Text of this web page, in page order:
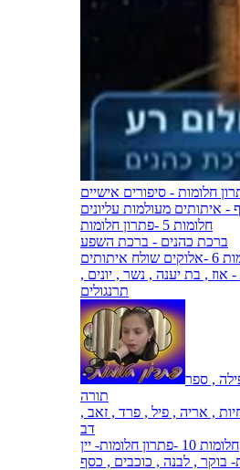
חלומות 5 -פתרון חלומות
ברכת כהנים - ברכת השפע
איתותים
- אוז , בת יענה , נשר , יונים ,
תרנגולים
תפילה , ספר
תורה
חיות , אריה , פיל , פרד , זאב ,
דב
חלומות 10 -פתרון חלומות- יין